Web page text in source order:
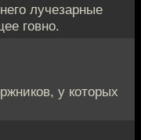
лучезарные
говно.
у которых